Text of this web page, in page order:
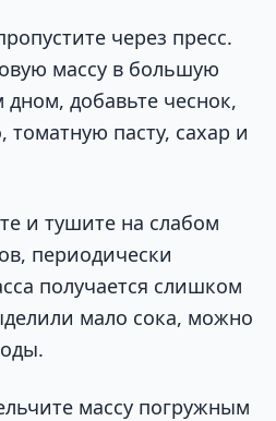
через пресс.
массу в большую
добавьте чеснок,
томатную пасту, сахар и
и тушите на слабом
периодически
получается слишком
мало сока, можно
массу погружным